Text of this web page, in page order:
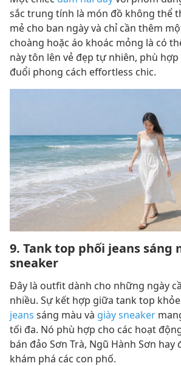
sắc trung tính là món đồ không thể
mẻ cho ban ngày và chỉ cần thêm
choàng hoặc áo khoác mỏng là có
này tôn lên vẻ đẹp tự nhiên, phù
đuổi phong cách effortless chic.
9. Tank top phối jeans sáng
sneaker
Đây là outfit dành cho những ngày
nhiều. Sự kết hợp giữa tank top
jeans sáng màu và giày sneaker
tối đa. Nó phù hợp cho các hoạt
bán đảo Sơn Trà, Ngũ Hành Sơn hay
khám phá các con phố.